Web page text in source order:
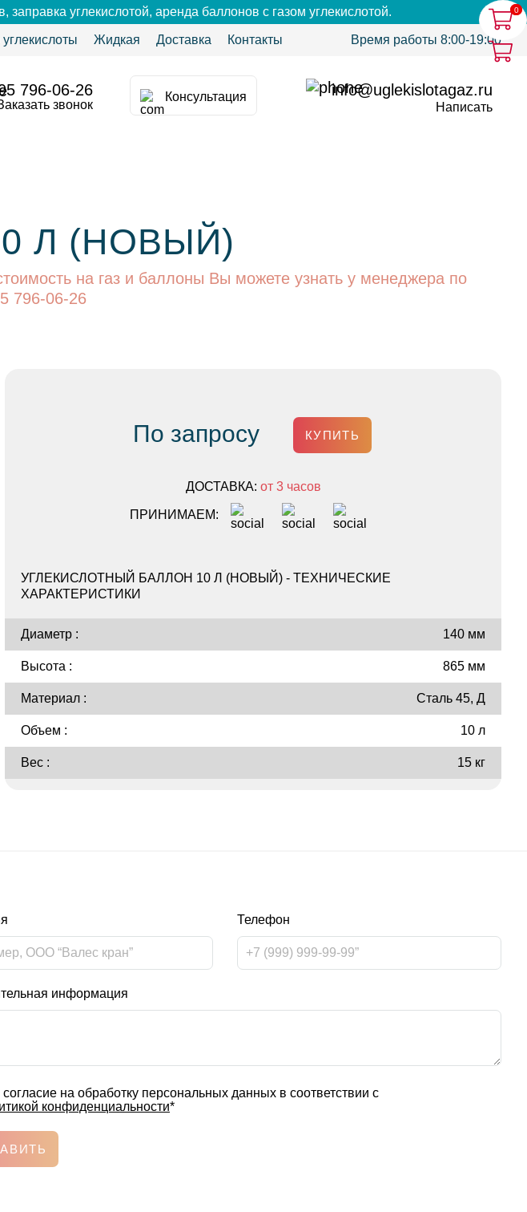
углекислотой, аренда баллонов с газом углекислотой.
Жидкая Доставка Контакты Время работы 8:00-19:00
796-06-26
звонок
Консультация info@uglekislotagaz.ru
Написать
0
0
Л (НОВЫЙ)
на газ и баллоны Вы можете узнать у менеджера по
796-06-26
По запросу КУПИТЬ
ДОСТАВКА: от 3 часов
ПРИНИМАЕМ:
УГЛЕКИСЛОТНЫЙ БАЛЛОН 10 Л (НОВЫЙ) - ТЕХНИЧЕСКИЕ
ХАРАКТЕРИСТИКИ
Диаметр : 140 мм
Высота : 865 мм
Материал : Сталь 45, Д
Объем : 10 л
Вес : 15 кг
Телефон
информация
на обработку персональных данных в соответствии с
конфиденциальности*